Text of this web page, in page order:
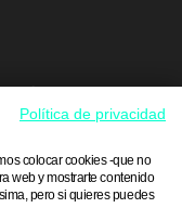
LISTA
Política de privacidad
colocar cookies -que no
web y mostrarte contenido
pero si quieres puedes